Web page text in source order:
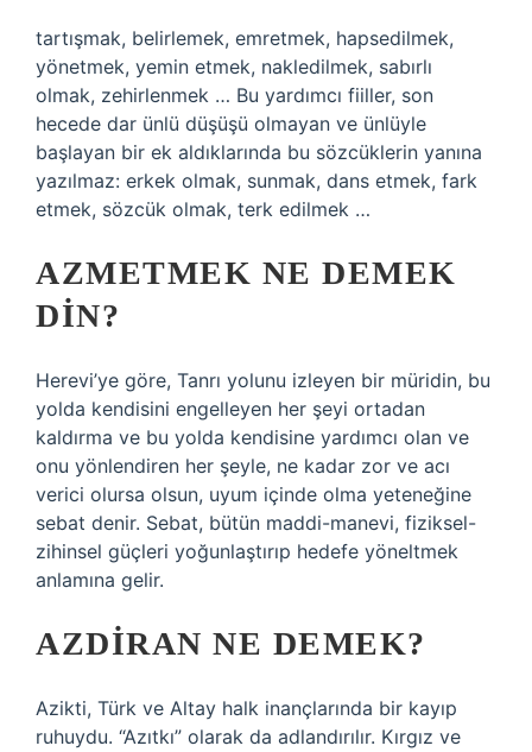
tartışmak, belirlemek, emretmek, hapsedilmek,
yönetmek, yemin etmek, nakledilmek, sabırlı
olmak, zehirlenmek … Bu yardımcı fiiller, son
hecede dar ünlü düşüşü olmayan ve ünlüyle
başlayan bir ek aldıklarında bu sözcüklerin yanına
yazılmaz: erkek olmak, sunmak, dans etmek, fark
etmek, sözcük olmak, terk edilmek …
AZMETMEK NE DEMEK
DIN?
Herevi’ye göre, Tanrı yolunu izleyen bir müridin, bu
yolda kendisini engelleyen her şeyi ortadan
kaldırma ve bu yolda kendisine yardımcı olan ve
onu yönlendiren her şeyle, ne kadar zor ve acı
verici olursa olsun, uyum içinde olma yeteneğine
sebat denir. Sebat, bütün maddi-manevi, fiziksel-
zihinsel güçleri yoğunlaştırıp hedefe yöneltmek
anlamına gelir.
AZDIRAN NE DEMEK?
Azikti, Türk ve Altay halk inançlarında bir kayıp
ruhuydu. “Azıtkı” olarak da adlandırılır. Kırgız ve